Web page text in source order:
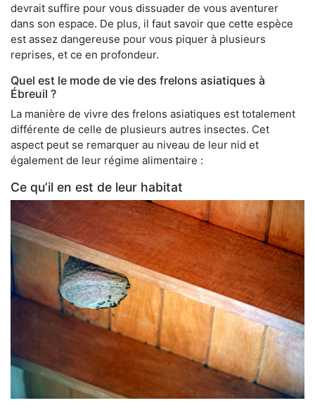
devrait suffire pour vous dissuader de vous aventurer
dans son espace. De plus, il faut savoir que cette espèce
est assez dangereuse pour vous piquer à plusieurs
reprises, et ce en profondeur.
Quel est le mode de vie des frelons asiatiques à
Ébreuil ?
La manière de vivre des frelons asiatiques est totalement
différente de celle de plusieurs autres insectes. Cet
aspect peut se remarquer au niveau de leur nid et
également de leur régime alimentaire :
Ce qu’il en est de leur habitat